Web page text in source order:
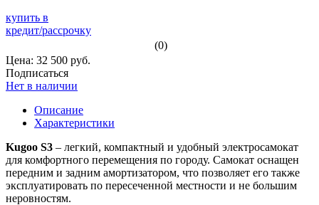
купить в
кредит/рассрочку
(0)
Цена: 32 500 руб.
Подписаться
Нет в наличии
Описание
Характеристики
Kugoo S3 – легкий, компактный и удобный электросамокат
для комфортного перемещения по городу. Самокат оснащен
передним и задним амортизатором, что позволяет его также
эксплуатировать по пересеченной местности и не большим
неровностям.